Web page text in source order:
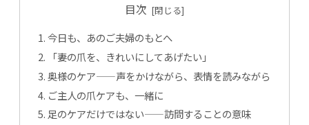
目次
今日も、あのご夫婦のもとへ
「妻の爪を、きれいにしてあげたい」
奥様のケア——声をかけながら、表情を読みながら
ご主人の爪ケアも、一緒に
足のケアだけではない——訪問することの意味